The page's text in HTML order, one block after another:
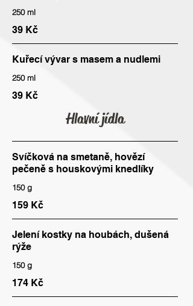
250 ml
39 Kč
Kuřecí vývar s masem a nudlemi
250 ml
39 Kč
Hlavní jídla
Svíčková na smetaně, hovězí
pečeně s houskovými knedlíky
150 g
159 Kč
Jelení kostky na houbách, dušená
rýže
150 g
174 Kč